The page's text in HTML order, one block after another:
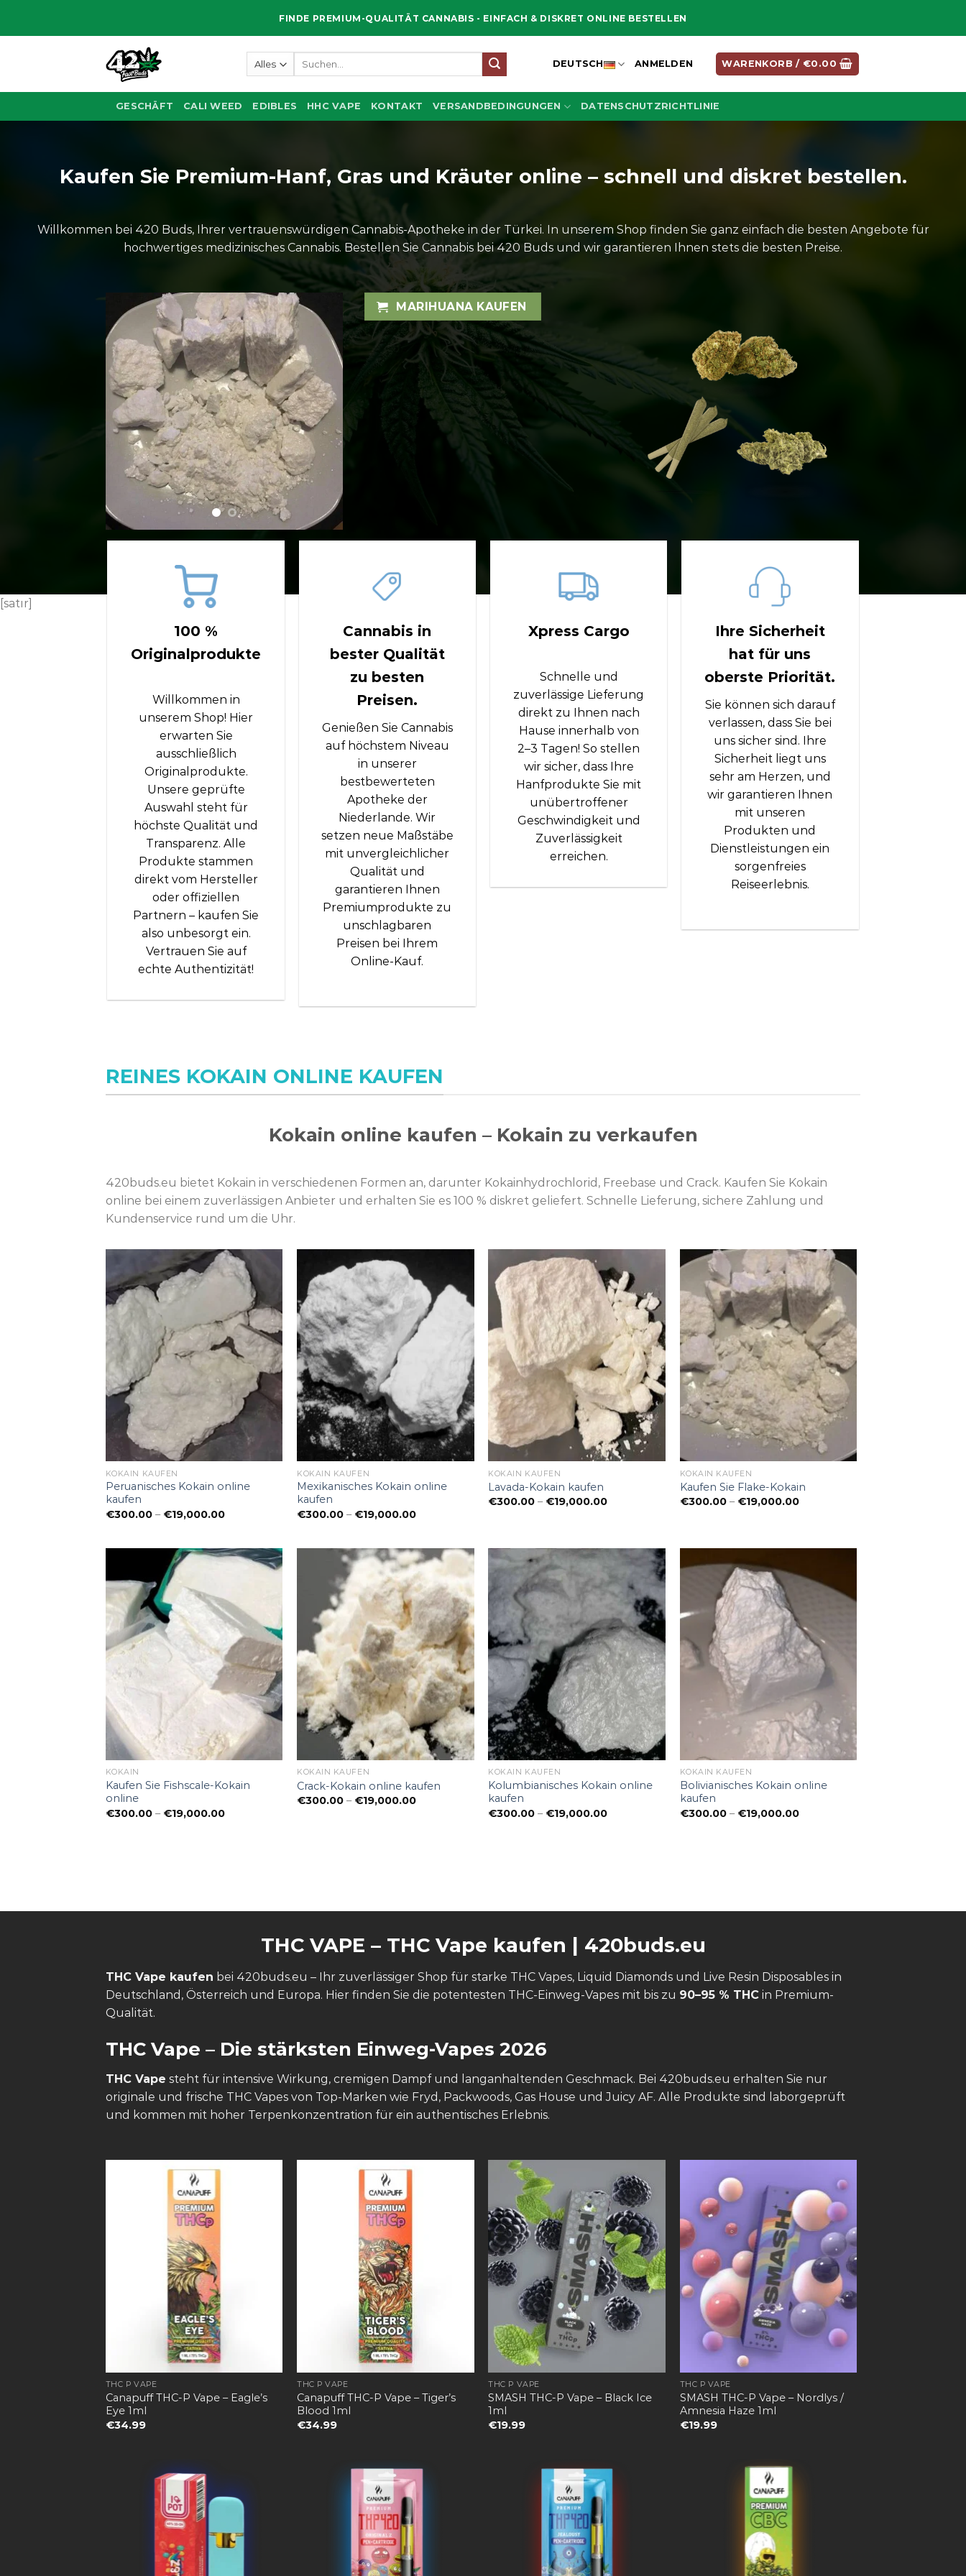
FINDE PREMIUM-QUALITÄT CANNABIS - EINFACH & DISKRET ONLINE BESTELLEN
Suchen
DEUTSCH ANMELDEN WARENKORB / €0.00
GESCHÄFT CALI WEED EDIBLES HHC VAPE KONTAKT VERSANDBEDINGUNGEN DATENSCHUTZRICHTLINIE
Kaufen Sie Premium-Hanf, Gras und Kräuter online – schnell und diskret bestellen.
Willkommen bei 420 Buds, Ihrer vertrauenswürdigen Cannabis-Apotheke in der Türkei. In unserem Shop finden Sie ganz einfach die besten Angebote für
hochwertiges medizinisches Cannabis. Bestellen Sie Cannabis bei 420 Buds und wir garantieren Ihnen stets die besten Preise.
MARIHUANA KAUFEN
[satır]
100 %
Originalprodukte
Willkommen in
unserem Shop! Hier
erwarten Sie
ausschließlich
Originalprodukte.
Unsere geprüfte
Auswahl steht für
höchste Qualität und
Transparenz. Alle
Produkte stammen
direkt vom Hersteller
oder offiziellen
Partnern – kaufen Sie
also unbesorgt ein.
Vertrauen Sie auf
echte Authentizität!
Cannabis in
bester Qualität
zu besten
Preisen.
Genießen Sie Cannabis
auf höchstem Niveau
in unserer
bestbewerteten
Apotheke der
Niederlande. Wir
setzen neue Maßstäbe
mit unvergleichlicher
Qualität und
garantieren Ihnen
Premiumprodukte zu
unschlagbaren
Preisen bei Ihrem
Online-Kauf.
Xpress Cargo
Schnelle und
zuverlässige Lieferung
direkt zu Ihnen nach
Hause innerhalb von
2–3 Tagen! So stellen
wir sicher, dass Ihre
Hanfprodukte Sie mit
unübertroffener
Geschwindigkeit und
Zuverlässigkeit
erreichen.
Ihre Sicherheit
hat für uns
oberste Priorität.
Sie können sich darauf
verlassen, dass Sie bei
uns sicher sind. Ihre
Sicherheit liegt uns
sehr am Herzen, und
wir garantieren Ihnen
mit unseren
Produkten und
Dienstleistungen ein
sorgenfreies
Reiseerlebnis.
REINES KOKAIN ONLINE KAUFEN
Kokain online kaufen – Kokain zu verkaufen
420buds.eu bietet Kokain in verschiedenen Formen an, darunter Kokainhydrochlorid, Freebase und Crack. Kaufen Sie Kokain
online bei einem zuverlässigen Anbieter und erhalten Sie es 100 % diskret geliefert. Schnelle Lieferung, sichere Zahlung und
Kundenservice rund um die Uhr.
KOKAIN KAUFEN
Peruanisches Kokain online
kaufen
€300.00 – €19,000.00Preisspanne:
KOKAIN KAUFEN
Mexikanisches Kokain online
kaufen
€300.00 – €19,000.00Preisspanne:
KOKAIN KAUFEN
Lavada-Kokain kaufen
€300.00 – €19,000.00Preisspanne:
KOKAIN KAUFEN
Kaufen Sie Flake-Kokain
€300.00 – €19,000.00Preisspanne:
KOKAIN
Kaufen Sie Fishscale-Kokain
online
€300.00 – €19,000.00Preisspanne:
KOKAIN KAUFEN
Crack-Kokain online kaufen
€300.00 – €19,000.00Preisspanne:
KOKAIN KAUFEN
Kolumbianisches Kokain online
kaufen
€300.00 – €19,000.00Preisspanne:
KOKAIN KAUFEN
Bolivianisches Kokain online
kaufen
€300.00 – €19,000.00Preisspanne:
THC VAPE – THC Vape kaufen | 420buds.eu
THC Vape kaufen bei 420buds.eu – Ihr zuverlässiger Shop für starke THC Vapes, Liquid Diamonds und Live Resin Disposables in
Deutschland, Österreich und Europa. Hier finden Sie die potentesten THC-Einweg-Vapes mit bis zu 90–95 % THC in Premium-
Qualität.
THC Vape – Die stärksten Einweg-Vapes 2026
THC Vape steht für intensive Wirkung, cremigen Dampf und langanhaltenden Geschmack. Bei 420buds.eu erhalten Sie nur
originale und frische THC Vapes von Top-Marken wie Fryd, Packwoods, Gas House und Juicy AF. Alle Produkte sind laborgeprüft
und kommen mit hoher Terpenkonzentration für ein authentisches Erlebnis.
THC P VAPE
Canapuff THC-P Vape – Eagle’s
Eye 1ml
€34.99
THC P VAPE
Canapuff THC-P Vape – Tiger’s
Blood 1ml
€34.99
THC P VAPE
SMASH THC-P Vape – Black Ice
1ml
€19.99
THC P VAPE
SMASH THC-P Vape – Nordlys /
Amnesia Haze 1ml
€19.99